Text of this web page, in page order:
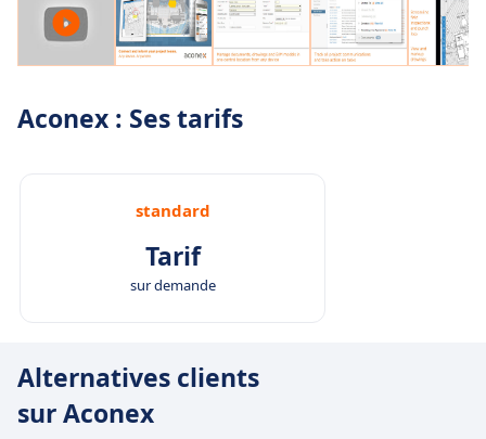
Aconex : Ses tarifs
standard
Tarif
sur demande
Alternatives clients
sur Aconex